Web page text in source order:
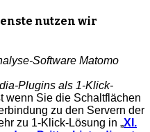
nutzen wir
Software Matomo
Plugins als 1-Klick-
wenn Sie die Schaltflächen
zu den Servern der
zu 1-Klick-Lösung in „XI.